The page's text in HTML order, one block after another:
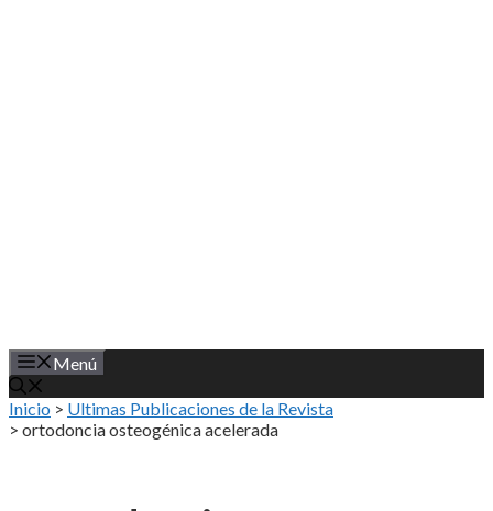
Menú
Inicio > Ultimas Publicaciones de la Revista
> ortodoncia osteogénica acelerada